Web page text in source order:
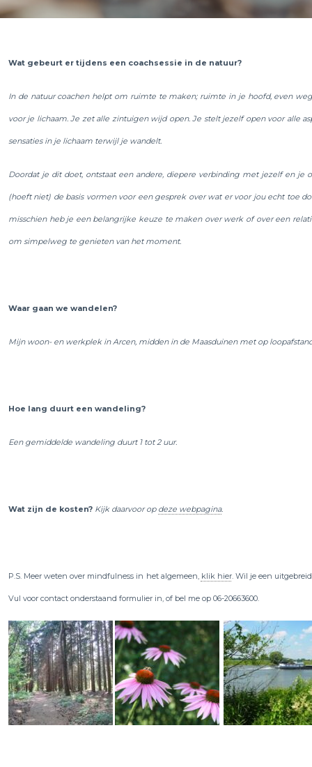
Wat gebeurt er tijdens een coachsessie in de natuur?
In de natuur coachen helpt om ruimte te maken; ruimte in je hoofd, even
voor je lichaam. Je zet alle zintuigen wijd open. Je stelt jezelf open voor alle
sensaties in je lichaam terwijl je wandelt.
Doordat je dit doet, ontstaat een andere, diepere verbinding met jezelf en
(hoeft niet) de basis vormen voor een gesprek over wat er voor jou echt toe
misschien heb je een belangrijke keuze te maken over werk of over een
om simpelweg te genieten van het moment.
Waar gaan we wandelen?
Mijn woon- en werkplek in Arcen, midden in de Maasduinen met op
Hoe lang duurt een wandeling?
Een gemiddelde wandeling duurt 1 tot 2 uur.
Wat zijn de kosten? Kijk daarvoor op deze webpagina.
P.S. Meer weten over mindfulness in het algemeen, klik hier. Wil je een
Vul voor contact onderstaand formulier in, of bel me op 06-20663600.